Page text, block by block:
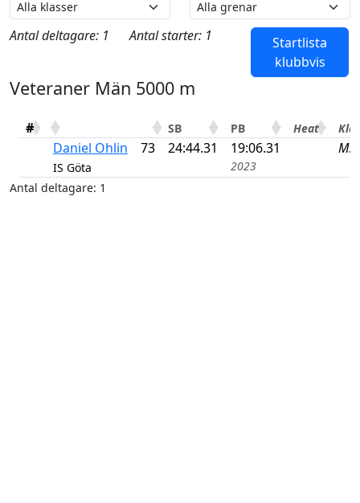
Antal deltagare: 1 Antal starter: 1
Startlista
klubbvis
Veteraner Män 5000 m
# SB PB Heat
Daniel Ohlin
IS Göta
73 24:44.31 19:06.31
2023
Antal deltagare: 1